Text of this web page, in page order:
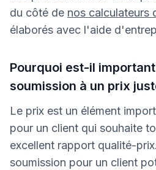
du côté de nos calculateurs
élaborés avec l'aide
Pourquoi est-il
soumission à un prix
Le prix est un élément
pour un client qui souhaite
excellent rapport qualité-
soumission pour un client